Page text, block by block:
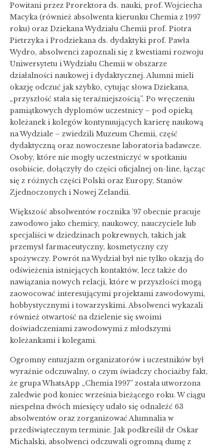
Powitani przez Prorektora ds. nauki, prof. Wojciecha
Macyka (również absolwenta kierunku Chemia z 1997
roku) oraz Dziekana Wydziału Chemii prof. Piotra
Pietrzyka i Prodziekana ds. dydaktyki prof. Pawła
Wydro, absolwenci zapoznali się z kwestiami rozwoju
Uniwersytetu i Wydziału Chemii w obszarze
działalności naukowej i dydaktycznej. Alumni mieli
okazję odczuć jak szybko, cytując słowa Dziekana,
„przyszłość stała się teraźniejszością”. Po wręczeniu
pamiątkowych dyplomów uczestnicy – pod opieką
koleżanek i kolegów kontynuujących karierę naukową
na Wydziale – zwiedzili Muzeum Chemii, część
dydaktyczną oraz nowoczesne laboratoria badawcze.
Osoby, które nie mogły uczestniczyć w spotkaniu
osobiście, dołączyły do części oficjalnej on-line, łącząc
się z różnych części Polski oraz Europy, Stanów
Zjednoczonych i Nowej Zelandii.
Większość absolwentów rocznika ’97 obecnie pracuje
zawodowo jako chemicy, naukowcy, nauczyciele lub
specjaliści w dziedzinach pokrewnych, takich jak
przemysł farmaceutyczny, kosmetyczny czy
spożywczy. Powrót na Wydział był nie tylko okazją do
odświeżenia istniejących kontaktów, lecz także do
nawiązania nowych relacji, które w przyszłości mogą
zaowocować interesującymi projektami zawodowymi,
hobbystycznymi i towarzyskimi. Absolwenci wykazali
również otwartość na dzielenie się swoimi
doświadczeniami zawodowymi z młodszymi
koleżankami i kolegami.
Ogromny entuzjazm organizatorów i uczestników był
wyraźnie odczuwalny, o czym świadczy chociażby fakt,
że grupa WhatsApp „Chemia 1997” została utworzona
zaledwie pod koniec września bieżącego roku. W ciągu
niespełna dwóch miesięcy udało się odnaleźć 63
absolwentów oraz zorganizować Alumnalia w
przedświątecznym terminie. Jak podkreślił dr Oskar
Michalski, absolwenci odczuwali ogromną dumę z